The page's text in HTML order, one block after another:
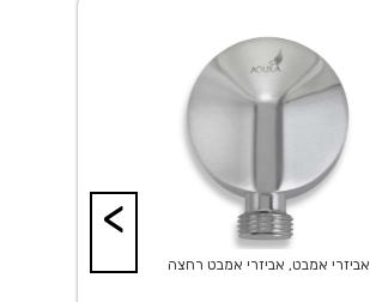
אביזרי אמבט, אביזרי אמבט רחצה
<